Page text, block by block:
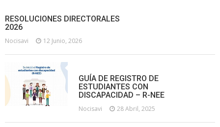
RESOLUCIONES DIRECTORALES
2026
Nocisavi 12 Junio, 2026
GUÍA DE REGISTRO DE
ESTUDIANTES CON
DISCAPACIDAD – R-NEE
Nocisavi 28 Abril, 2025